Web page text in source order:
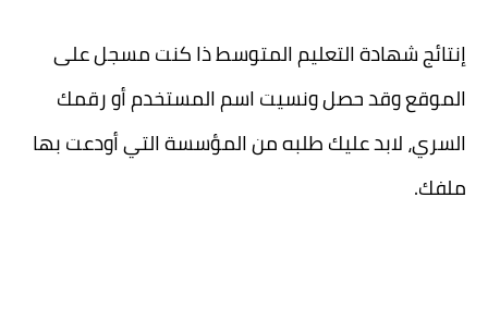
إنتائج شهادة التعليم المتوسط ذا كنت مسجل على
الموقع وقد حصل ونسيت اسم المستخدم أو رقمك
السري، لابد عليك طلبه من المؤسسة التي أودعت بها
ملفك.